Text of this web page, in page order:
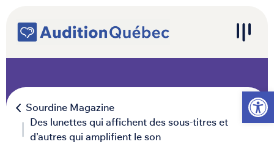
Ouvrir
Navigation principale
Sourdine Magazine
Des lunettes qui affichent des sous-titres et
d’autres qui amplifient le son